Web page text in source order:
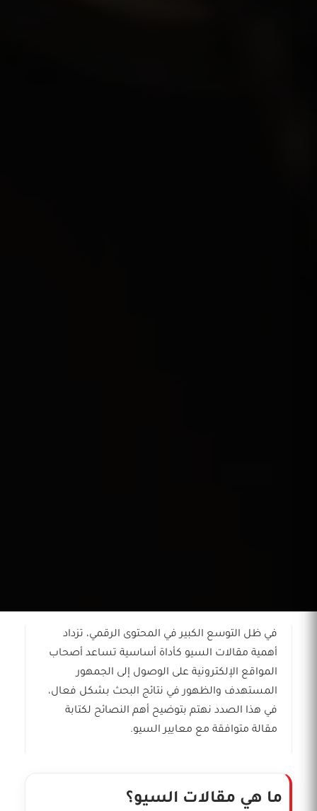
في ظل التوسع الكبير في المحتوى الرقمي، تزداد
أهمية مقالات السيو كأداة أساسية تساعد أصحاب
المواقع الإلكترونية على الوصول إلى الجمهور
المستهدف والظهور في نتائج البحث بشكل فعال،
في هذا الصدد نهتم بتوضيح أهم النصائح لكتابة
مقالة متوافقة مع معايير السيو.
ما هي مقالات السيو؟